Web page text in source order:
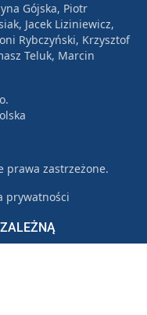
Gójska, Piotr
Jacek Liziniewicz,
Rybczyński, Krzysztof
Teluk, Marcin
prawa zastrzeżone.
prywatności